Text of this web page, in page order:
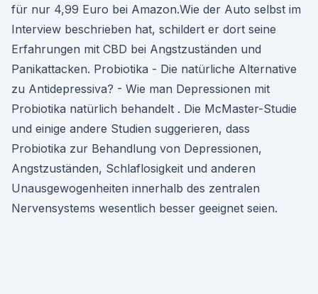
für nur 4,99 Euro bei Amazon.Wie der Auto selbst im
Interview beschrieben hat, schildert er dort seine
Erfahrungen mit CBD bei Angstzuständen und
Panikattacken. Probiotika - Die natürliche Alternative
zu Antidepressiva? - Wie man Depressionen mit
Probiotika natürlich behandelt . Die McMaster-Studie
und einige andere Studien suggerieren, dass
Probiotika zur Behandlung von Depressionen,
Angstzuständen, Schlaflosigkeit und anderen
Unausgewogenheiten innerhalb des zentralen
Nervensystems wesentlich besser geeignet seien.